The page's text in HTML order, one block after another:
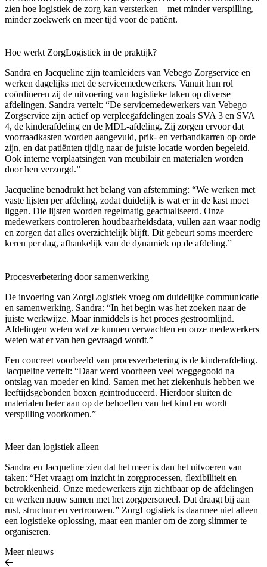
zien hoe logistiek de zorg kan versterken – met minder verspilling,
minder zoekwerk en meer tijd voor de patiënt.
Hoe werkt ZorgLogistiek in de praktijk?
Sandra en Jacqueline zijn teamleiders van Vebego Zorgservice en
werken dagelijks met de servicemedewerkers. Vanuit hun rol
coördineren zij de uitvoering van logistieke taken op diverse
afdelingen. Sandra vertelt: “De servicemedewerkers van Vebego
Zorgservice zijn actief op verpleegafdelingen zoals SVA 3 en SVA
4, de kinderafdeling en de MDL-afdeling. Zij zorgen ervoor dat
voorraadkasten worden aangevuld, prik- en verbandkarren op orde
zijn, en dat patiënten tijdig naar de juiste locatie worden begeleid.
Ook interne verplaatsingen van meubilair en materialen worden
door hen verzorgd.”
Jacqueline benadrukt het belang van afstemming: “We werken met
vaste lijsten per afdeling, zodat duidelijk is wat er in de kast moet
liggen. Die lijsten worden regelmatig geactualiseerd. Onze
medewerkers controleren houdbaarheidsdata, vullen aan waar nodig
en zorgen dat alles overzichtelijk blijft. Dit gebeurt soms meerdere
keren per dag, afhankelijk van de dynamiek op de afdeling.”
Procesverbetering door samenwerking
De invoering van ZorgLogistiek vroeg om duidelijke communicatie
en samenwerking. Sandra: “In het begin was het zoeken naar de
juiste werkwijze. Maar inmiddels is het proces gestroomlijnd.
Afdelingen weten wat ze kunnen verwachten en onze medewerkers
weten wat er van hen gevraagd wordt.”
Een concreet voorbeeld van procesverbetering is de kinderafdeling.
Jacqueline vertelt: “Daar werd voorheen veel weggegooid na
ontslag van moeder en kind. Samen met het ziekenhuis hebben we
leeftijdsgebonden boxen geïntroduceerd. Hierdoor sluiten de
materialen beter aan op de behoeften van het kind en wordt
verspilling voorkomen.”
Meer dan logistiek alleen
Sandra en Jacqueline zien dat het meer is dan het uitvoeren van
taken: “Het vraagt om inzicht in zorgprocessen, flexibiliteit en
betrokkenheid. Onze medewerkers zijn zichtbaar op de afdelingen
en werken nauw samen met het zorgpersoneel. Dat draagt bij aan
rust, structuur en vertrouwen.” ZorgLogistiek is daarmee niet alleen
een logistieke oplossing, maar een manier om de zorg slimmer te
organiseren.
Meer nieuws